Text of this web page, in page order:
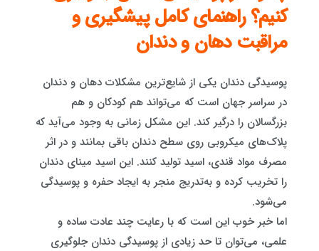
کنیم؟ راهنمای کامل پیشگیری و
مراقبت دهان و دندان
پوسیدگی دندان یکی از شایع‌ترین مشکلات دهان و دندان
در سراسر جهان است که می‌تواند هم کودکان و هم
بزرگسالان را درگیر کند. این مشکل زمانی به وجود می‌آید که
پلاک‌های میکروبی روی سطح دندان باقی بمانند و در اثر
مصرف مواد قندی، اسید تولید کنند. این اسید مینای دندان
را تخریب کرده و به‌تدریج منجر به ایجاد حفره و پوسیدگی
می‌شود.
اما خبر خوب این است که با رعایت چند عادت ساده و
علمی، می‌توان تا حد زیادی از پوسیدگی دندان جلوگیری